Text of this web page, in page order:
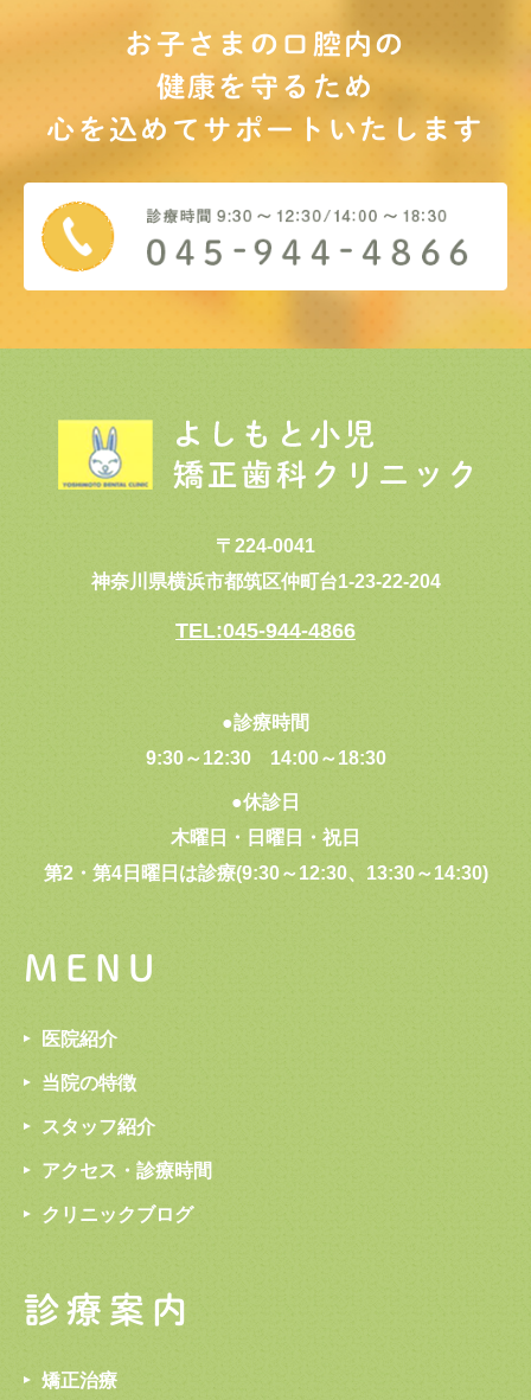
お子さまの口腔内の
健康を守るため
心を込めてサポート いたします
〒224-0041
神奈川県横浜市都筑区仲町台1-23-22-204
TEL:045-944-4866
●診療時間
9:30～12:30 14:00～18:30
●休診日
木曜日・日曜日・祝日
第2・第4日曜日は診療(9:30～12:30、13:30～14:30)
MENU
医院紹介
当院の特徴
スタッフ紹介
アクセス・診療時間
クリニックブログ
診療案内
矯正治療